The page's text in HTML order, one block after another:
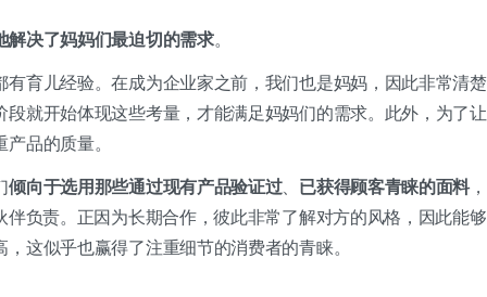
解决了妈妈们最迫切的需求。
有育儿经验。在成为企业家之前，我们也是妈妈，因此非常清
段就开始体现这些考量，才能满足妈妈们的需求。此外，为了
品的质量。
倾向于选用那些通过现有产品验证过、 已获得顾客青睐的面料
伴负责。正因为长期合作，彼此非常了解对方的风格，因此能
这似乎也赢得了注重细节的消费者的青睐。